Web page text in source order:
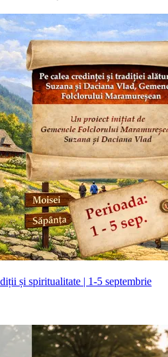
și spiritualitate | 1-5 septembrie